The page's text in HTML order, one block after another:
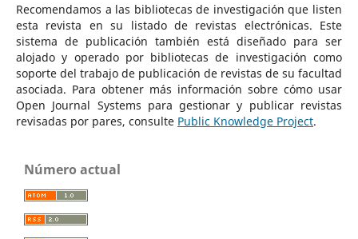
Recomendamos a las bibliotecas de investigación que listen
esta revista en su listado de revistas electrónicas. Este
sistema de publicación también está diseñado para ser
alojado y operado por bibliotecas de investigación como
soporte del trabajo de publicación de revistas de su facultad
asociada. Para obtener más información sobre cómo usar
Open Journal Systems para gestionar y publicar revistas
revisadas por pares, consulte Public Knowledge Project.
Número actual